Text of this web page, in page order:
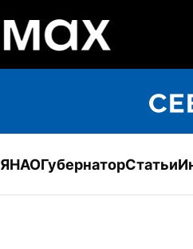
ЯНАОГубернаторСтатьи